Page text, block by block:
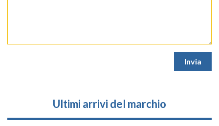
Ultimi arrivi del marchio